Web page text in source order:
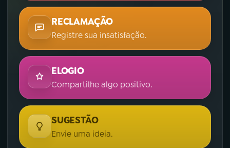
InstagramRECLAMAÇÃO
Registre sua insatisfação.
ELOGIO
Compartilhe algo positivo.
SUGESTÃO
Envie uma ideia.